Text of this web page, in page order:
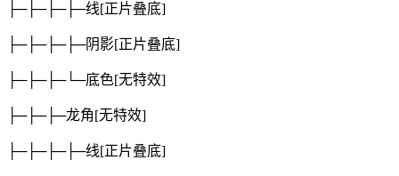
├─├─├─├─线[正片叠底]
├─├─├─├─阴影[正片叠底]
├─├─├─└─底色[无特效]
├─├─├─龙角[无特效]
├─├─├─├─线[正片叠底]